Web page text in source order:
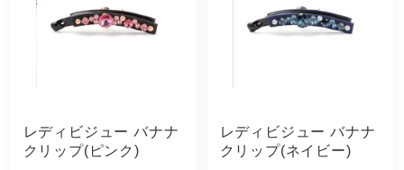
レディビジュー バナナ
クリップ(ピンク)
レディビジュー バナナ
クリップ(ネイビー)